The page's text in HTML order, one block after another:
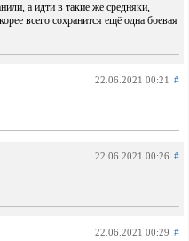
а идти в такие же средняки,
всего сохранится ещё одна боевая
22.06.2021 00:21 #
22.06.2021 00:26 #
22.06.2021 00:29 #